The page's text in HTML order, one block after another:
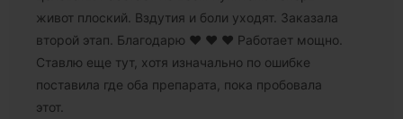
живот плоский. Вздутия и боли уходят. Заказала
второй этап. Благодарю ❤️ ❤️ ❤️ Работает мощно.
Ставлю еще тут, хотя изначально по ошибке
поставила где оба препарата, пока пробовала
этот.